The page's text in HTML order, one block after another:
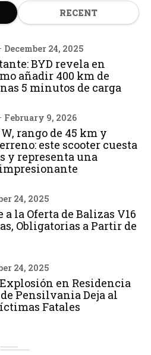
RECENT
December 24, 2025
BYD revela en
añadir 400 km de
5 minutos de carga
February 9, 2026
rango de 45 km y
este scooter cuesta
y representa una
24, 2025
a la Oferta de Balizas V16
Obligatorias a Partir de
24, 2025
en Residencia
Pensilvania Deja al
Fatales